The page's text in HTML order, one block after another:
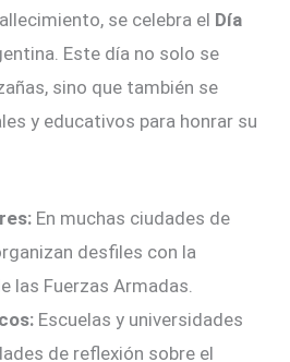
se celebra el Día
Este día no solo se
sino que también se
y educativos para honrar su
En muchas ciudades de
desfiles con la
las Fuerzas Armadas.
Escuelas y universidades
de reflexión sobre el